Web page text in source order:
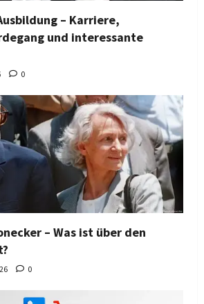
– Karriere,
und interessante
0
– Was ist über den
0